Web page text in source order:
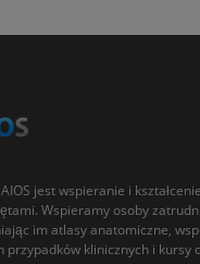
jest wspieranie i
Wspieramy osoby
im atlasy anatomiczne,
przypadków klinicznych i kursy